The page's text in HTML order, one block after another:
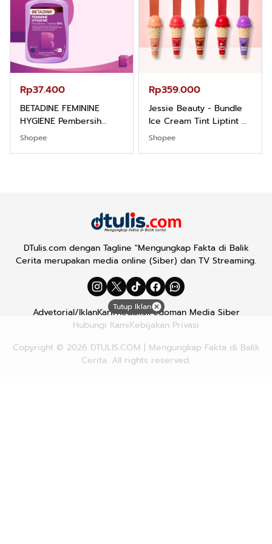
Rp359.000
Jessie Beauty - Bundle
Ice Cream Tint Liptint All
Variant
Shopee
Rp59.999
BEBLISS EAU DE
PARFUME ROMANTIC
SERIES BUY 1 GET 3PCS
Shopee
Tutup Iklan
DTulis.com dengan Tagline "Mengungkap Fakta di Balik
Cerita merupakan media online (Siber) dan TV Streaming.
Advetorial/IklanKarirRedaksiPedoman Media Siber
Hubungi KamiKebijakan Privasi
Copyright © 2026 DTULIS.COM | Mengungkap Fakta di Balik
Cerita. All rights reserved.